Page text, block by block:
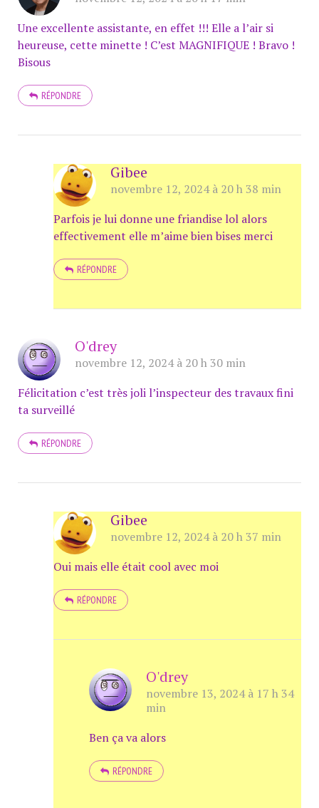
Une excellente assistante, en effet !!! Elle a l’air si
heureuse, cette minette ! C’est MAGNIFIQUE ! Bravo !
Bisous
RÉPONDRE
Gibee
novembre 12, 2024 à 20 h 38 min
Parfois je lui donne une friandise lol alors
effectivement elle m’aime bien bises merci
RÉPONDRE
O'drey
novembre 12, 2024 à 20 h 30 min
Félicitation c’est très joli l’inspecteur des travaux fini
ta surveillé
RÉPONDRE
Gibee
novembre 12, 2024 à 20 h 37 min
Oui mais elle était cool avec moi
RÉPONDRE
O'drey
novembre 13, 2024 à 17 h 34
min
Ben ça va alors
RÉPONDRE